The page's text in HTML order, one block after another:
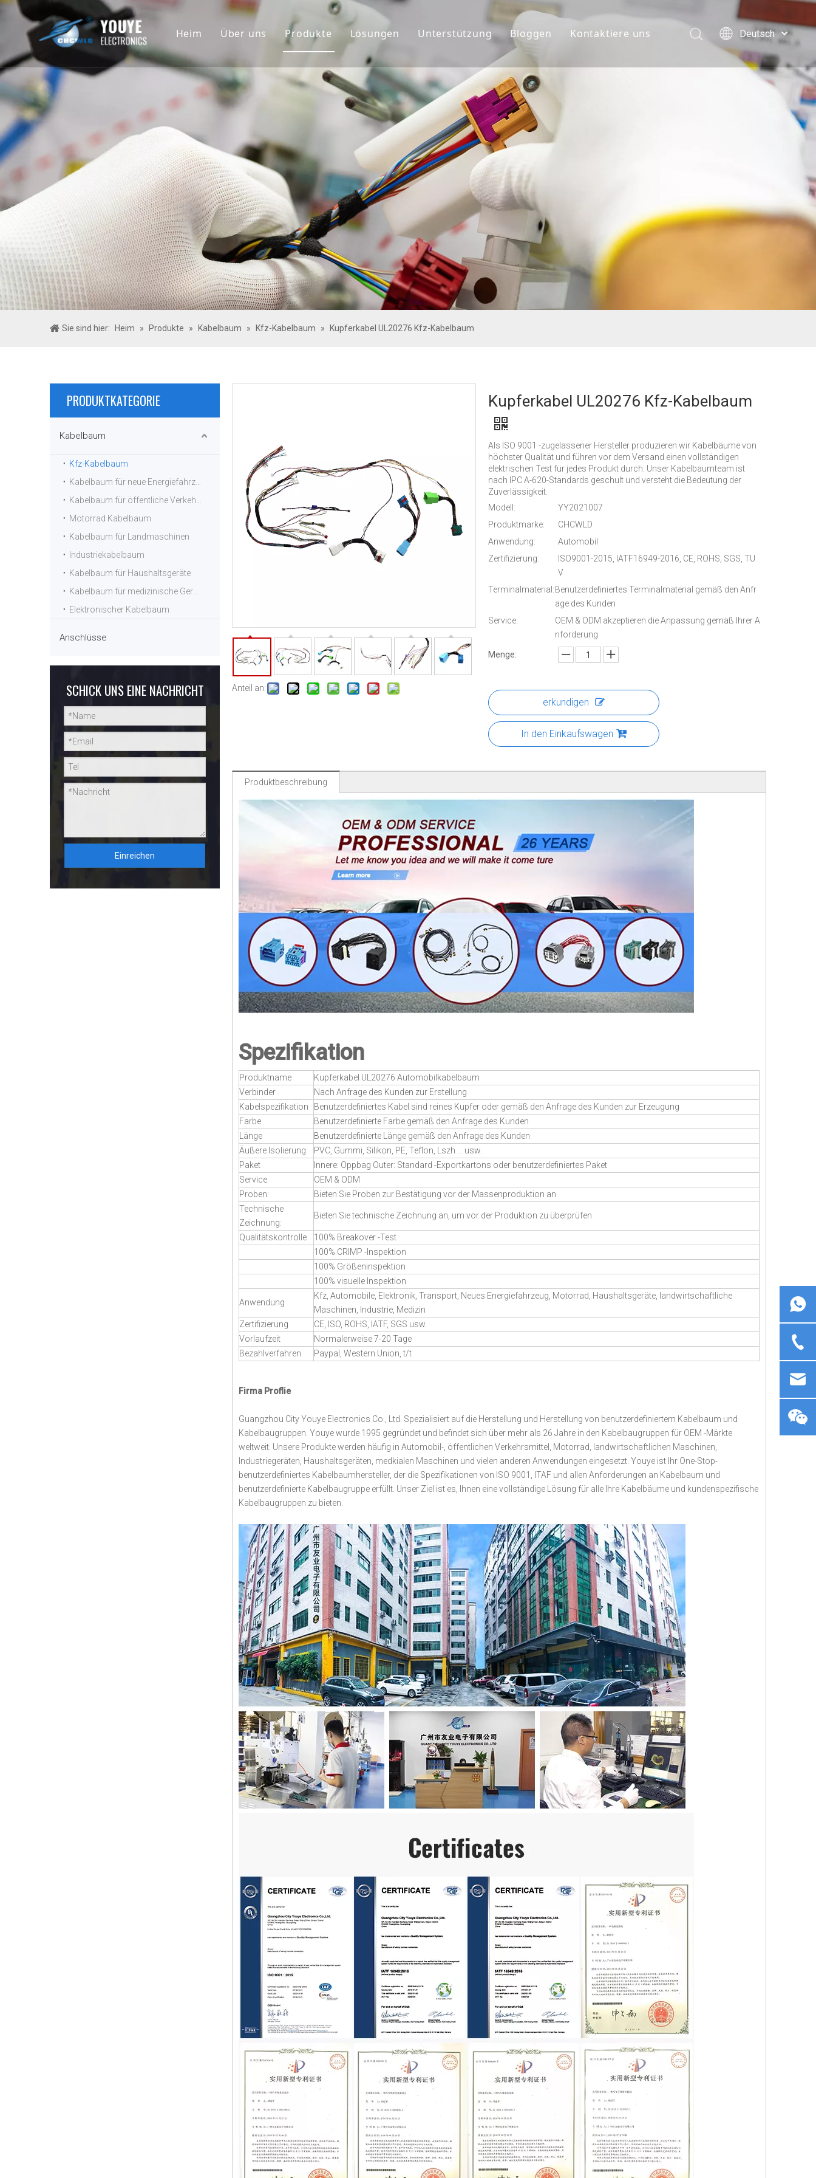
Heim Über uns
Geschichte&Teams
Produkte
Anschlüsse
Lösungen Unterstützung
Benutzerdefiniert
Globaler Markt
FAQ&Download
Bloggen Kontaktiere uns
Deutsch
English
简体中文
العربية
한국어
Türk dili
Sie sind hier: Heim » Produkte » Kabelbaum » Kfz-Kabelbaum » Kupferkabel UL20276 Kfz-Kabelbaum
PRODUKTKATEGORIE
Kabelbaum
Kfz-Kabelbaum
Motorrad Kabelbaum
Kabelbaum für Landmaschinen
Industriekabelbaum
Kabelbaum für Haushaltsgeräte
Elektronischer Kabelbaum
Anschlüsse
SCHICK UNS EINE NACHRICHT
Einreichen
Anteil an:
Kupferkabel UL20276 Kfz-Kabelbaum
Als ISO 9001 -zugelassener Hersteller produzieren wir Kabelbäume von
höchster Qualität und führen vor dem Versand einen vollständigen
elektrischen Test für jedes Produkt durch. Unser Kabelbaumteam ist
nach IPC A-620-Standards geschult und versteht die Bedeutung der
Zuverlässigkeit.
Modell:
YY2021007
Produktmarke:
CHCWLD
Anwendung:
Automobil
Zertifizierung:
ISO9001-2015, IATF16949-2016, CE, ROHS, SGS, TU
V
Terminalmaterial:Benutzerdefiniertes Terminalmaterial gemäß den Anfr
age des Kunden
Service:
OEM & ODM akzeptieren die Anpassung gemäß Ihrer A
nforderung
Menge:
erkundigen
In den Einkaufswagen
Produktbeschreibung
Spezifikation
Produktname
Kupferkabel UL20276 Automobilkabelbaum
Verbinder
Nach Anfrage des Kunden zur Erstellung
Kabelspezifikation
Benutzerdefiniertes Kabel sind reines Kupfer oder gemäß den Anfrage des Kunden zur Erzeugung
Farbe
Benutzerdefinierte Farbe gemäß den Anfrage des Kunden
Länge
Benutzerdefinierte Länge gemäß den Anfrage des Kunden
Äußere Isolierung
PVC, Gummi, Silikon, PE, Teflon, Lszh ... usw.
Paket
Innere: Oppbag Outer: Standard -Exportkartons oder benutzerdefiniertes Paket
Service
OEM & ODM
Proben:
Bieten Sie Proben zur Bestätigung vor der Massenproduktion an
Technische
Zeichnung:
Bieten Sie technische Zeichnung an, um vor der Produktion zu überprüfen
Qualitätskontrolle
100% Breakover -Test
100% CRIMP -Inspektion
100% Größeninspektion
100% visuelle Inspektion
Anwendung
Kfz, Automobile, Elektronik, Transport, Neues Energiefahrzeug, Motorrad, Haushaltsgeräte, landwirtschaftliche
Maschinen, Industrie, Medizin
Zertifizierung
CE, ISO, ROHS, IATF, SGS usw.
Vorlaufzeit
Normalerweise 7-20 Tage
Bezahlverfahren
Paypal, Western Union, t/t
Firma Proflie
Guangzhou City Youye Electronics Co., Ltd. Spezialisiert auf die Herstellung und Herstellung von benutzerdefiniertem Kabelbaum und
Kabelbaugruppen. Youye wurde 1995 gegründet und befindet sich über mehr als 26 Jahre in den Kabelbaugruppen für OEM -Märkte
weltweit. Unsere Produkte werden häufig in Automobil-, öffentlichen Verkehrsmittel, Motorrad, landwirtschaftlichen Maschinen,
Industriegeräten, Haushaltsgeräten, medkialen Maschinen und vielen anderen Anwendungen eingesetzt. Youye ist Ihr One-Stop-
benutzerdefiniertes Kabelbaumhersteller, der die Spezifikationen von ISO 9001, ITAF und allen Anforderungen an Kabelbaum und
benutzerdefinierte Kabelbaugruppe erfüllt. Unser Ziel ist es, Ihnen eine vollständige Lösung für alle Ihre Kabelbäume und kundenspezifische
Kabelbaugruppen zu bieten.